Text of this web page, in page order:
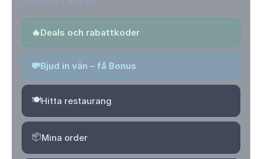
🔥Deals och rabattkoder
💸Bjud in vän – få Bonus
🍽️Hitta restaurang
📦Mina order